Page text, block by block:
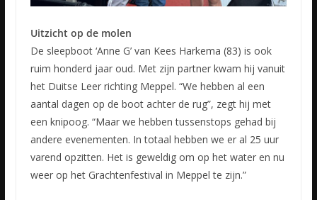
Uitzicht op de molen
De sleepboot ‘Anne G’ van Kees Harkema (83) is ook
ruim honderd jaar oud. Met zijn partner kwam hij vanuit
het Duitse Leer richting Meppel. “We hebben al een
aantal dagen op de boot achter de rug”, zegt hij met
een knipoog. “Maar we hebben tussenstops gehad bij
andere evenementen. In totaal hebben we er al 25 uur
varend opzitten. Het is geweldig om op het water en nu
weer op het Grachtenfestival in Meppel te zijn.”